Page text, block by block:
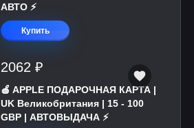
АВТО ⚡
Купить
2062 ₽
🍎 APPLE ПОДАРОЧНАЯ КАРТА |
UK Великобритания | 15 - 100
GBP | АВТОВЫДАЧА ⚡️